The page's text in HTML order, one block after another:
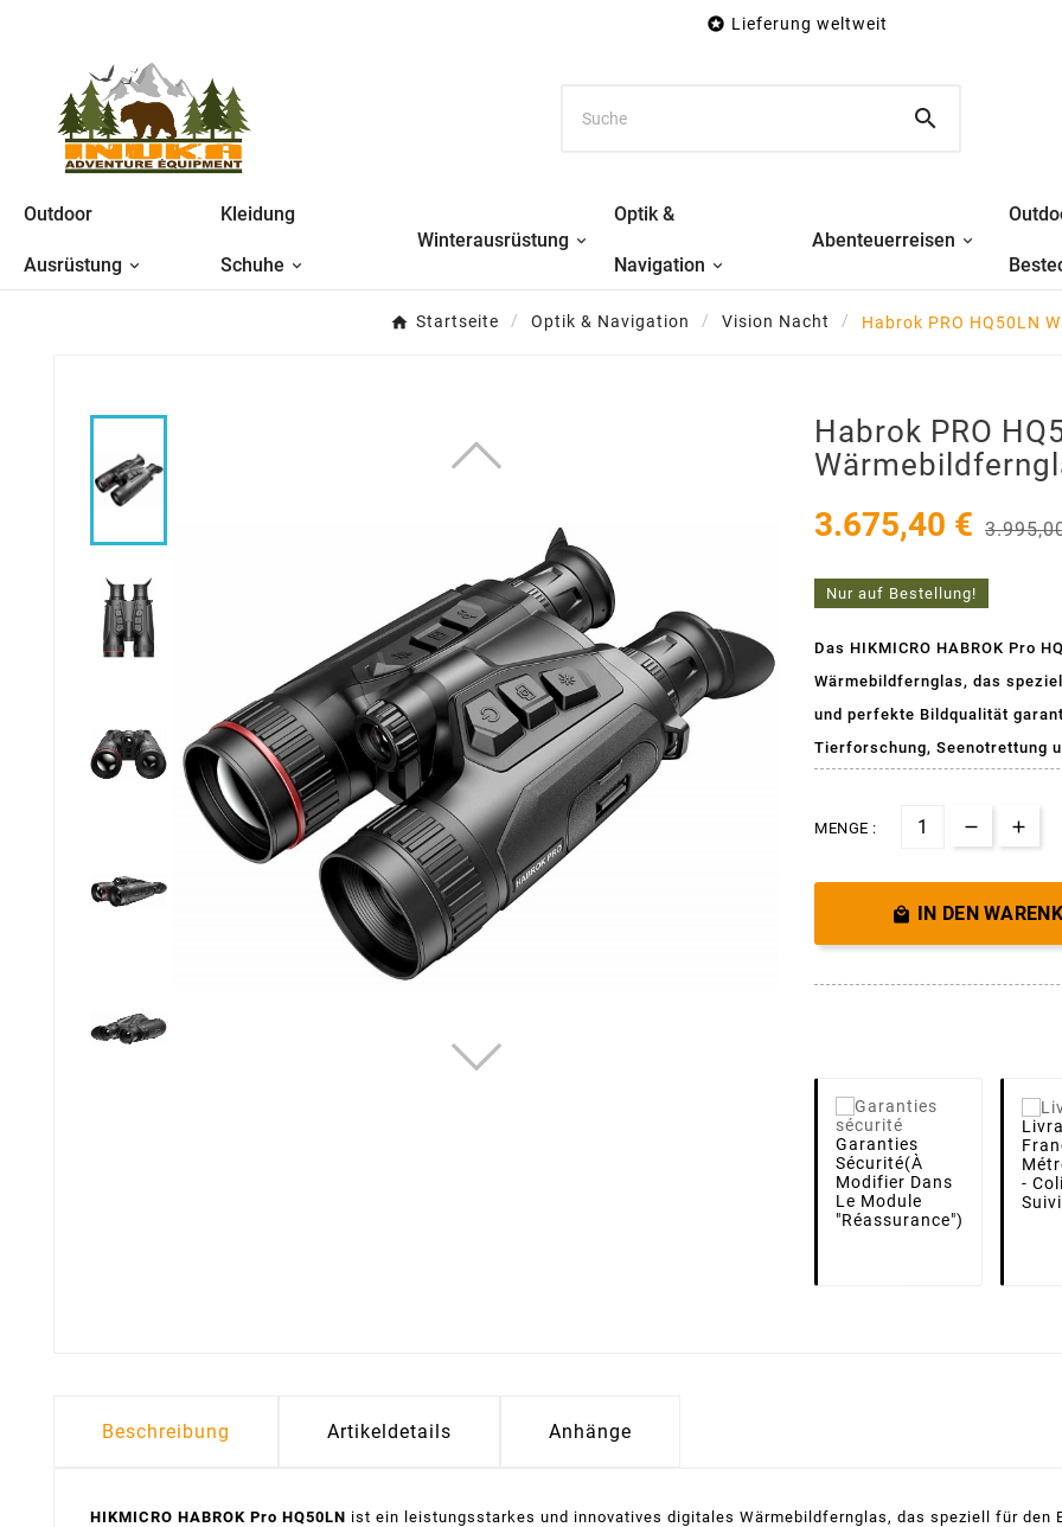
 Lieferung weltweit

Outdoor
Ausrüstung
Kleidung
Schuhe
Winterausrüstung
Optik &
Navigation
Abenteuerreisen
Startseite Optik & Navigation Vision Nacht Habrok PRO HQ50LN
Habrok PRO
3.675,40 €
Nur auf Bestellung!
Das HIKMICRO HABROK Pro
Wärmebildfernglas, das
und perfekte Bildqualität
Tierforschung, Seenotrettung
MENGE :
 IN DEN
Garanties
Sécurité(à
Modifier Dans
Le Module
"Réassurance")
-
Beschreibung Artikeldetails Anhänge
HIKMICRO HABROK Pro HQ50LN ist ein leistungsstarkes und innovatives digitales Wärmebildfernglas, das speziell für den